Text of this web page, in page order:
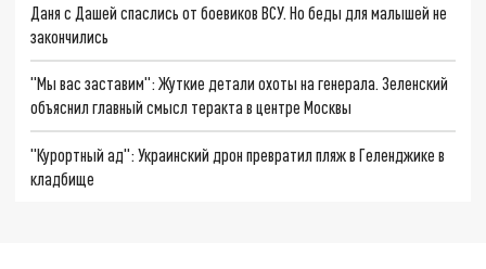
Даня с Дашей спаслись от боевиков ВСУ. Но беды для малышей не
закончились
"Мы вас заставим": Жуткие детали охоты на генерала. Зеленский
объяснил главный смысл теракта в центре Москвы
"Курортный ад": Украинский дрон превратил пляж в Геленджике в
кладбище